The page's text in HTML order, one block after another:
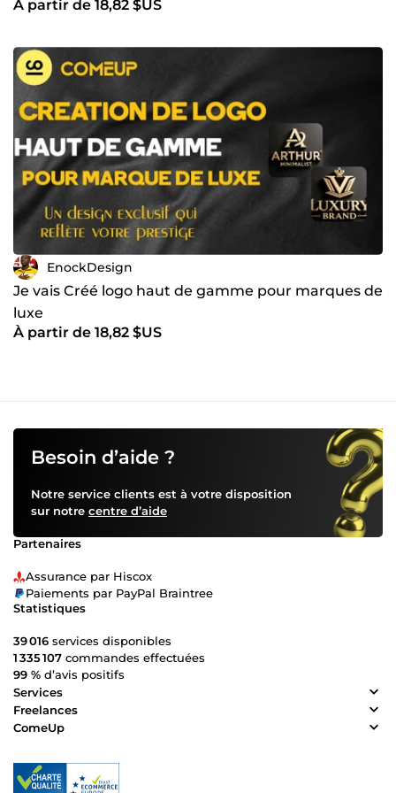
Ma mission Je ne crée pas seulement des logos. Je
vos clients et vous aide à vous imposer sur votre marché.
Car une identité visuelle réussie, c’est bien plus qu’un
dessin : c’est un investissement qui fait grandir votre
projet jour après jour. 👉 Vous êtes prêt à donner à votre
projet une image professionnelle et mémorable ?
Commandez dès maintenant mon Pack Basic à 15 € et
faisons ensemble le premier pas vers une identité qui fera
briller votre marque ✨
À partir de 18,82 $US
EnockDesign
Je vais Créé logo haut de gamme pour marques de
luxe
À partir de 18,82 $US
Besoin d’aide ?
Notre service clients est à votre disposition
sur notre centre d’aide
Partenaires
Assurance par Hiscox
Paiements par PayPal Braintree
Statistiques
39 016 services disponibles
1 335 107 commandes effectuées
99 % d’avis positifs
Services
Freelances
ComeUp